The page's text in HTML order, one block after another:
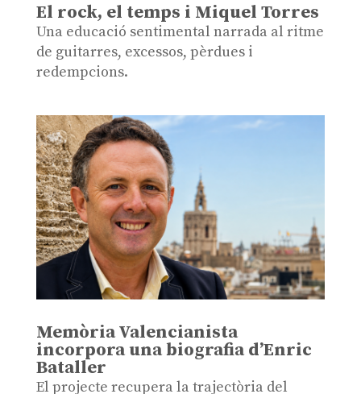
El rock, el temps i Miquel Torres
Una educació sentimental narrada al ritme
de guitarres, excessos, pèrdues i
redempcions.
Memòria Valencianista
incorpora una biografia d’Enric
Bataller
El projecte recupera la trajectòria del